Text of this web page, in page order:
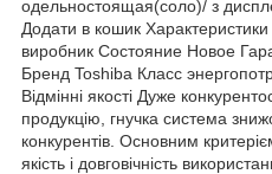
одельностоящая(соло)/ з
Додати в кошик
виробник Состояние Новое
Бренд Toshiba Класс
Відмінні якості Дуже
продукцію, гнучка система
конкурентів. Основним
якість і довговічність